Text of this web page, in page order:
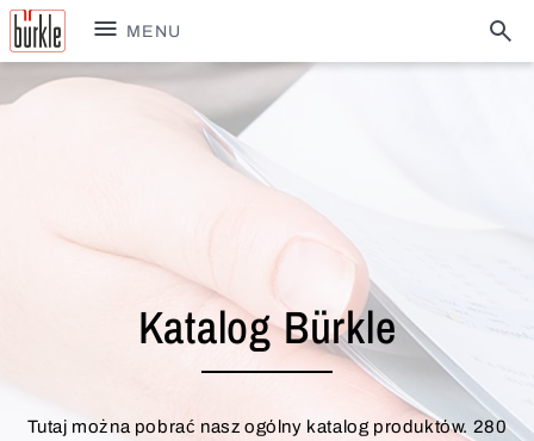
MENU
Katalog Bürkle
Tutaj można pobrać nasz ogólny katalog produktów. 280